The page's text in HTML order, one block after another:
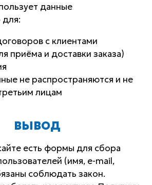
данные
для:
с клиентами
приёма и доставки заказа)
не распространяются и не
лицам
ВЫВОД
есть формы для сбора
(имя, e-mail,
соблюдать закон.